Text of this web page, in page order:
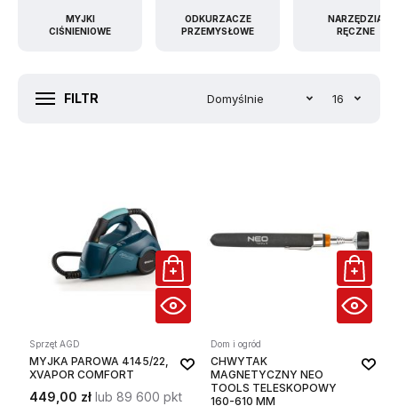
MYJKI
CIŚNIENIOWE
ODKURZACZE
PRZEMYSŁOWE
NARZĘDZIA
RĘCZNE
FILTR Domyślnie 16
Sprzęt AGD
MYJKA PAROWA 4145/22,
XVAPOR COMFORT
449,00 zł lub 89 600 pkt
Dom i ogród
CHWYTAK
MAGNETYCZNY NEO
TOOLS TELESKOPOWY
160-610 MM